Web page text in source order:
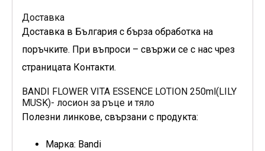
Доставка
Доставка в България с бърза обработка на
поръчките. При въпроси – свържи се с нас чрез
страницата Контакти.
BANDI FLOWER VITA ESSENCE LOTION 250ml(LILY
MUSK)- лосион за ръце и тяло
Полезни линкове, свързани с продукта:
Марка: Bandi